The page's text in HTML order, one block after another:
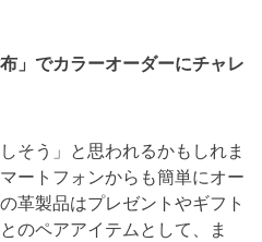
」でカラーオーダーにチャレ
そう」と思われるかもしれま
ートフォンからも簡単にオー
革製品はプレゼントやギフト
のペアアイテムとして、ま